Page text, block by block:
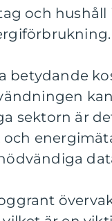
och hushåll
betydande
sektorn är